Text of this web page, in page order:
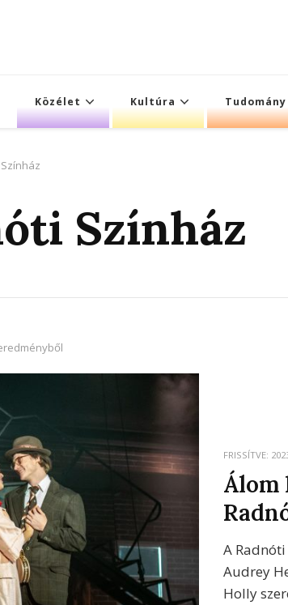
Közélet Kultúra Tudomány
Színház
FRISSÍTVE:
A
Audrey
Holly